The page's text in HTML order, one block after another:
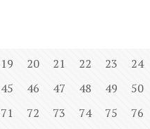
19 20 21 22 23 24
45 46 47 48 49 50
71 72 73 74 75 76